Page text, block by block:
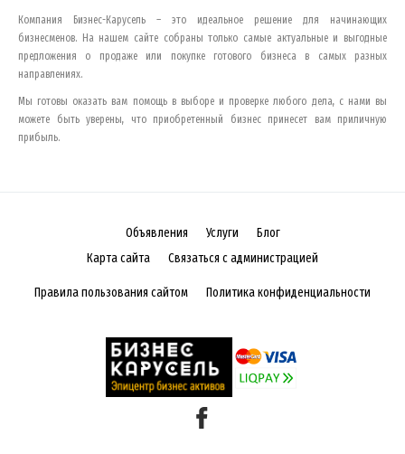
Компания Бизнес-Карусель – это идеальное решение для начинающих
бизнесменов. На нашем сайте собраны только самые актуальные и выгодные
предложения о продаже или покупке готового бизнеса в самых разных
направлениях.
Мы готовы оказать вам помощь в выборе и проверке любого дела, с нами вы
можете быть уверены, что приобретенный бизнес принесет вам приличную
прибыль.
Объявления Услуги
Блог
Карта сайта
Связаться с администрацией
Правила пользования сайтом Политика конфиденциальности